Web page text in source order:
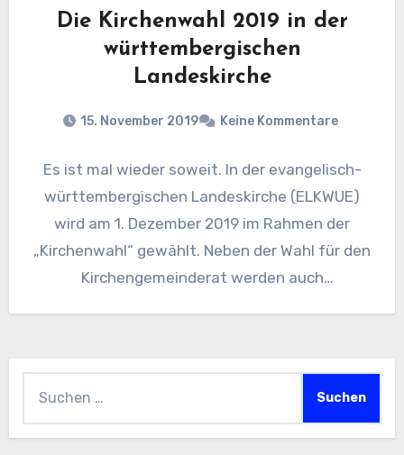
Die Kirchenwahl 2019 in der
württembergischen
Landeskirche
15. November 2019 Keine Kommentare
Es ist mal wieder soweit. In der evangelisch-
württembergischen Landeskirche (ELKWUE)
wird am 1. Dezember 2019 im Rahmen der
„Kirchenwahl“ gewählt. Neben der Wahl für den
Kirchengemeinderat werden auch